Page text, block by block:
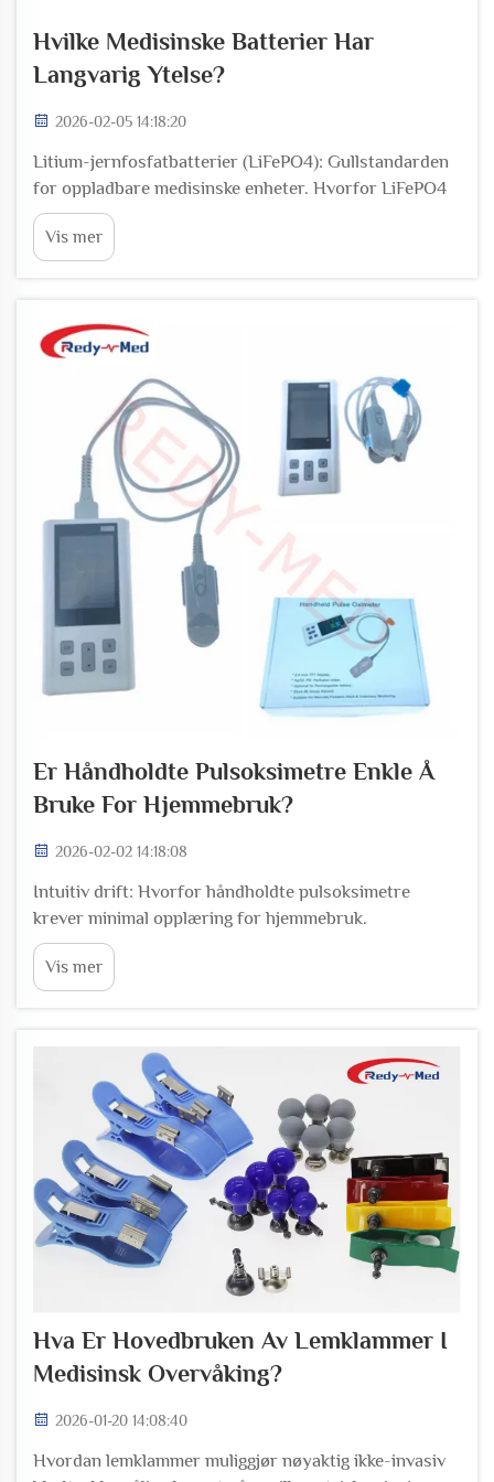
Hvilke Medisinske Batterier Har
Langvarig Ytelse?
2026-02-05 14:18:20
Litium-jernfosfatbatterier (LiFePO4): Gullstandarden
for oppladbare medisinske enheter. Hvorfor LiFePO4
gir 2 000+ ladecykler og utmerket sikkerhet i bærbare
medisinske utstyr. LiFePO4-batteriet kan vare mellom
2 000 og 5 000 ladecykler...
Vis mer
Er Håndholdte Pulsoksimetre Enkle Å
Bruke For Hjemmebruk?
2026-02-02 14:18:08
Intuitiv drift: Hvorfor håndholdte pulsoksimetre
krever minimal opplæring for hjemmebruk.
Enkeltknappaktivering og automatisk
avlesningsvisning eliminerer oppsettkompleksitet.
Pulsoksimetre med håndtakdesign gjør
Vis mer
Hva Er Hovedbruken Av Lemklammer I
Medisinsk Overvåking?
2026-01-20 14:08:40
Hvordan lemklammer muliggjør nøyaktig ikke-invasiv